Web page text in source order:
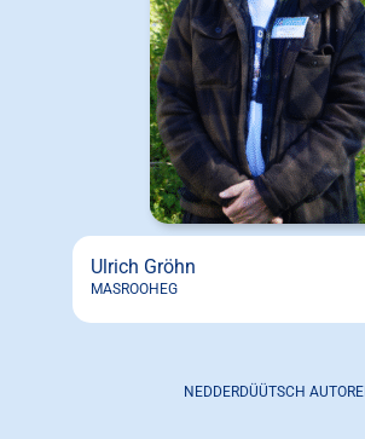
Ulrich Gröhn
MASROOHEG
NEDDERDÜÜTSCH